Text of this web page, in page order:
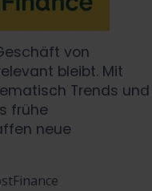
von
bleibt. Mit
Trends und
frühe
neue